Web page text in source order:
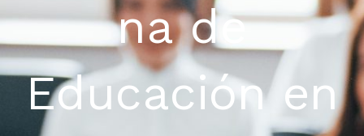
na de
Educación en